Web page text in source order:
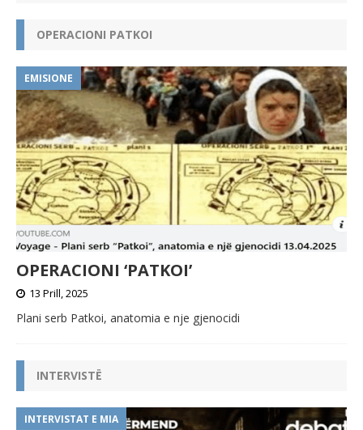
n
v
e
:
OPERACIONI PATKOI
EMISIONE
OPERACIONI ‘PATKOI’
13 Prill, 2025
Plani serb Patkoi, anatomia e nje gjenocidi
INTERVISTË
INTERVISTAT E MIA